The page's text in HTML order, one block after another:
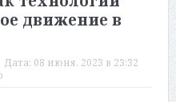
движение в
Дата: 08 июня, 2023 в 23:32